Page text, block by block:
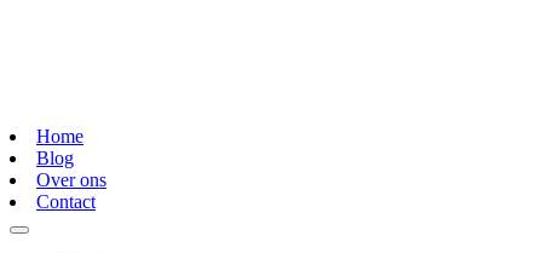
Home
Blog
Over ons
Contact